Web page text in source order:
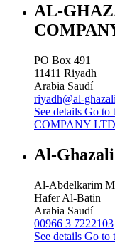
AL-
PO Box 491
11411 Riyadh
Arabia Saudí
riyadh@al-
See details Go to
COMPANY
Al-
Al-Abdelkarim
Hafer Al-Batin
Arabia Saudí
00966 3 7222103
See details Go to